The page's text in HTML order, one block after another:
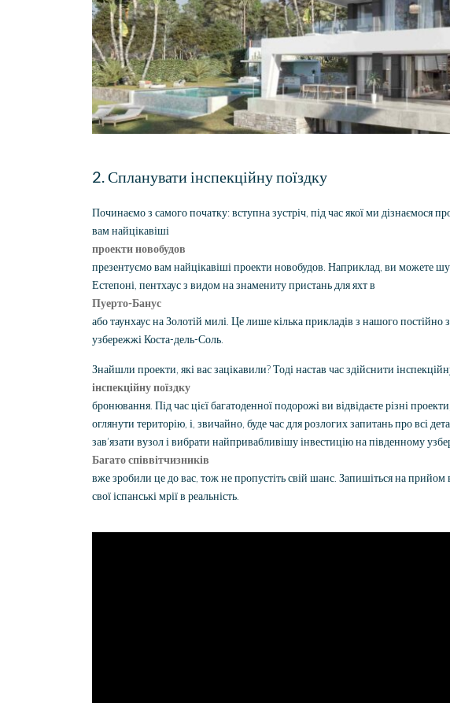
2. Спланувати інспекційну поїздку
Починаємо з самого початку: вступна зустріч, під час якої ми дізнаємося
вам найцікавіші
проекти новобудов
презентуємо вам найцікавіші проекти новобудов. Наприклад, ви можете
Естепоні, пентхаус з видом на знамениту пристань для яхт в
Пуерто-Банус
або таунхаус на Золотій милі. Це лише кілька прикладів з нашого
узбережжі Коста-дель-Соль.
Знайшли проекти, які вас зацікавили? Тоді настав час здійснити
інспекційну поїздку
бронювання. Під час цієї багатоденної подорожі ви відвідаєте різні
оглянути територію, і, звичайно, буде час для розлогих запитань про всі
зав’язати вузол і вибрати найпривабливішу інвестицію на південному
Багато співвітчизників
вже зробили це до вас, тож не пропустіть свій шанс. Запишіться на прийом
свої іспанські мрії в реальність.